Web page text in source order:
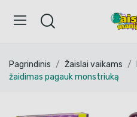
Pagrindinis Žaislai vaikams
žaidimas pagauk monstriuką